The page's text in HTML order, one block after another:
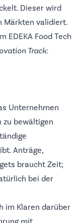
Dieser wird
Märkten validiert.
EDEKA Food Tech
Track:
Unternehmen
zu bewältigen
Anträge,
braucht Zeit;
bei der
im Klaren darüber